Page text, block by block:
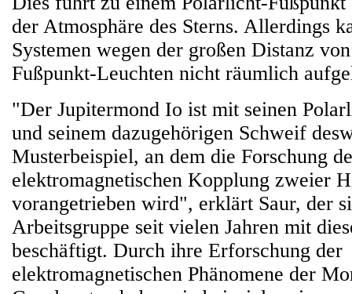
der Atmosphäre des Sterns. Allerdings
Systemen wegen der großen Distanz
Fußpunkt-Leuchten nicht räumlich
"Der Jupitermond Io ist mit seinen
und seinem dazugehörigen Schweif
Musterbeispiel, an dem die Forschung
elektromagnetischen Kopplung zweier
vorangetrieben wird", erklärt Saur, der
Arbeitsgruppe seit vielen Jahren mit
beschäftigt. Durch ihre Erforschung der
elektromagnetischen Phänomene der